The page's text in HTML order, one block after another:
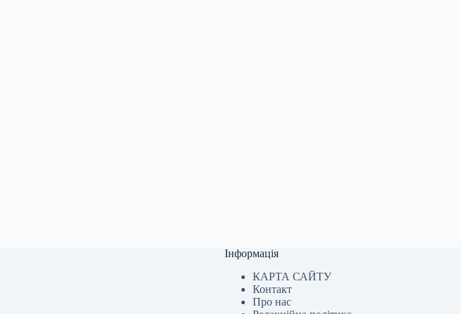
Інформація
КАРТА САЙТУ
Контакт
Про нас